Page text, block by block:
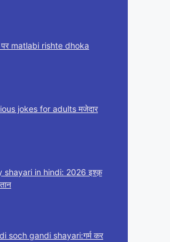
पर matlabi rishte dhoka
jokes for adults मजेदार
shayari in hindi: 2026 इश्क़
soch gandi shayari:गर्म कर